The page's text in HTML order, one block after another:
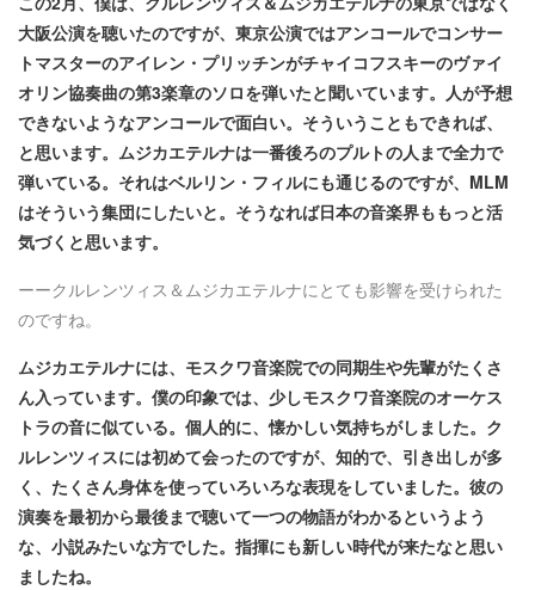
大阪公演を聴いたのですが、東京公演ではアンコールでコンサー
トマスターのアイレン・プリッチンがチャイコフスキーのヴァイ
オリン協奏曲の第3楽章のソロを弾いたと聞いています。人が予想
できないようなアンコールで面白い。そういうこともできれば、
と思います。ムジカエテルナは一番後ろのプルトの人まで全力で
弾いている。それはベルリン・フィルにも通じるのですが、MLM
はそういう集団にしたいと。そうなれば日本の音楽界ももっと活
気づくと思います。
ーークルレンツィス＆ムジカエテルナにとても影響を受けられた
のですね。
ムジカエテルナには、モスクワ音楽院での同期生や先輩がたくさ
ん入っています。僕の印象では、少しモスクワ音楽院のオーケス
トラの音に似ている。個人的に、懐かしい気持ちがしました。ク
ルレンツィスには初めて会ったのですが、知的で、引き出しが多
く、たくさん身体を使っていろいろな表現をしていました。彼の
演奏を最初から最後まで聴いて一つの物語がわかるというよう
な、小説みたいな方でした。指揮にも新しい時代が来たなと思い
ましたね。